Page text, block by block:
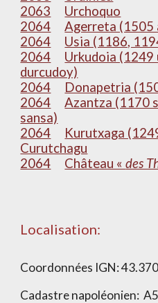
2063
Urchoquo
2064
Agerreta
2064
Usia (1186,
2064
Urkudoia
durcudoy)
2064
Donapetria
2064
Azantza (1170
sansa)
2064
Kurutxaga
Curutchagu
2064
Château «des
Localisation:
Coordonnées IGN:
Cadastre napoléonien: